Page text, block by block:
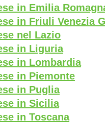
in Emilia
in Friuli Venezia
nel Lazio
in Liguria
in Lombardia
in Piemonte
in Puglia
in Sicilia
in Toscana